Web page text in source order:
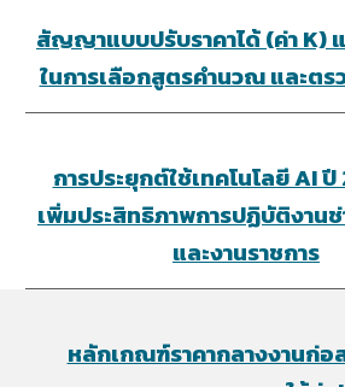
สัญญาแบบปรับราคาได้ (ค่า K) แ
ในการเลือกสูตรคำนวณ และตร
การประยุกต์ใช้เทคโนโลยี AI
เพิ่มประสิทธิภาพการปฏิบัติงาน
และงานราชการ
หลักเกณฑ์ราคากลางงานก่อ